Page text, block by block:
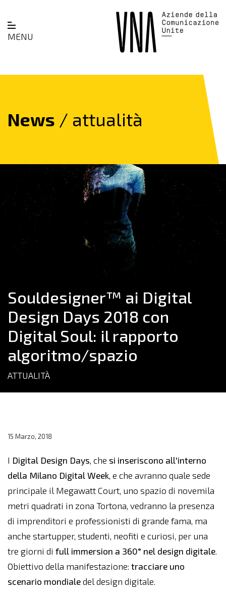
MENU
News / attualità
Souldesigner™ ai Digital
Design Days 2018 con
Digital Soul: il rapporto
algoritmo/spazio
ATTUALITÀ
15 Marzo, 2018
I Digital Design Days, che si inseriscono all'interno
della Milano Digital Week, e che avranno quale sede
principale il Megawatt Court, uno spazio di novemila
metri quadrati in zona Tortona, vedranno la presenza
di imprenditori e professionisti di grande fama, ma
anche startupper, studenti, neofiti e curiosi, per una
tre giorni di full immersion a 360° nel design digitale.
Obiettivo della manifestazione: tracciare uno
scenario mondialedel design digitale.